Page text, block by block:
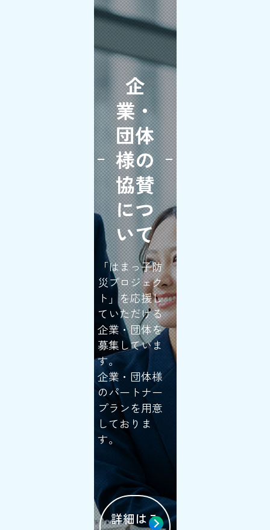
企
業・
団体
様の
協賛
につ
いて
「はまっ子防
災プロジェク
ト」を応援し
ていただける
企業・団体を
募集していま
す。
企業・団体様
のパートナー
プランを用意
しておりま
す。
詳細はこ